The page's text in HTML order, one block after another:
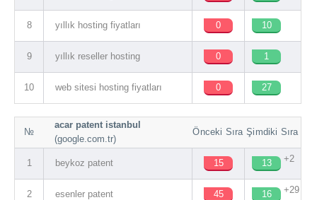
8 yıllık hosting fiyatları 0 10
9 yıllık reseller hosting 0 1
10 web sitesi hosting fiyatları 0 27
№
acar patent istanbul
(google.com.tr)
Önceki Sıra Şimdiki Sıra
1 beykoz patent 15 13 +2
2 esenler patent 45 16 +29